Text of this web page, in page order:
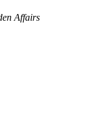
Affairs